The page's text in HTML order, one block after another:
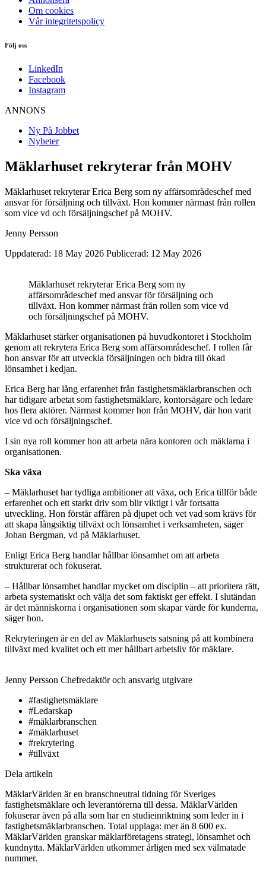
Om cookies
Vår integritetspolicy
Följ oss
LinkedIn
Facebook
Instagram
ANNONS
Ny På Jobbet
Nyheter
Mäklarhuset rekryterar från MOHV
Mäklarhuset rekryterar Erica Berg som ny affärsområdeschef med
ansvar för försäljning och tillväxt. Hon kommer närmast från rollen
som vice vd och försäljningschef på MOHV.
Jenny Persson
Uppdaterad: 18 May 2026 Publicerad: 12 May 2026
Mäklarhuset rekryterar Erica Berg som ny
affärsområdeschef med ansvar för försäljning och
tillväxt. Hon kommer närmast från rollen som vice vd
och försäljningschef på MOHV.
Mäklarhuset stärker organisationen på huvudkontoret i Stockholm
genom att rekrytera Erica Berg som affärsområdeschef. I rollen får
hon ansvar för att utveckla försäljningen och bidra till ökad
lönsamhet i kedjan.
Erica Berg har lång erfarenhet från fastighetsmäklarbranschen och
har tidigare arbetat som fastighetsmäklare, kontorsägare och ledare
hos flera aktörer. Närmast kommer hon från MOHV, där hon varit
vice vd och försäljningschef.
I sin nya roll kommer hon att arbeta nära kontoren och mäklarna i
organisationen.
Ska växa
– Mäklarhuset har tydliga ambitioner att växa, och Erica tillför både
erfarenhet och ett starkt driv som blir viktigt i vår fortsatta
utveckling. Hon förstår affären på djupet och vet vad som krävs för
att skapa långsiktig tillväxt och lönsamhet i verksamheten, säger
Johan Bergman, vd på Mäklarhuset.
Enligt Erica Berg handlar hållbar lönsamhet om att arbeta
strukturerat och fokuserat.
– Hållbar lönsamhet handlar mycket om disciplin – att prioritera rätt,
arbeta systematiskt och välja det som faktiskt ger effekt. I slutändan
är det människorna i organisationen som skapar värde för kunderna,
säger hon.
Rekryteringen är en del av Mäklarhusets satsning på att kombinera
tillväxt med kvalitet och ett mer hållbart arbetsliv för mäklare.
Jenny Persson Chefredaktör och ansvarig utgivare
#fastighetsmäklare
#Ledarskap
#mäklarbranschen
#mäklarhuset
#rekrytering
#tillväxt
Dela artikeln
MäklarVärlden är en branschneutral tidning för Sveriges
fastighetsmäklare och leverantörerna till dessa. MäklarVärlden
fokuserar även på alla som har en studieinriktning som leder in i
fastighetsmäklarbranschen. Total upplaga: mer än 8 600 ex.
MäklarVärlden granskar mäklarföretagens strategi, lönsamhet och
kundnytta. MäklarVärlden utkommer årligen med sex välmatade
nummer.